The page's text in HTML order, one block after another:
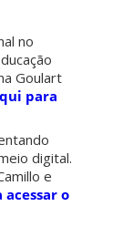
no
Goulart
para
digital.
e
o